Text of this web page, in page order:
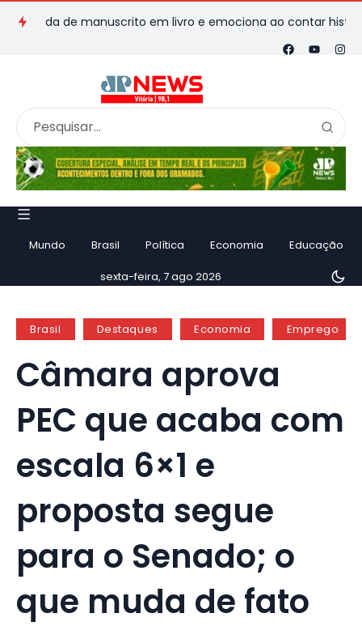
de manuscrito em livro e emociona ao contar história
Mundo Brasil Política Economia Educação
sexta-feira, 7 ago 2026
Brasil Destaques Economia Emprego
Câmara aprova
PEC que acaba com
escala 6×1 e
proposta segue
para o Senado; o
que muda de fato